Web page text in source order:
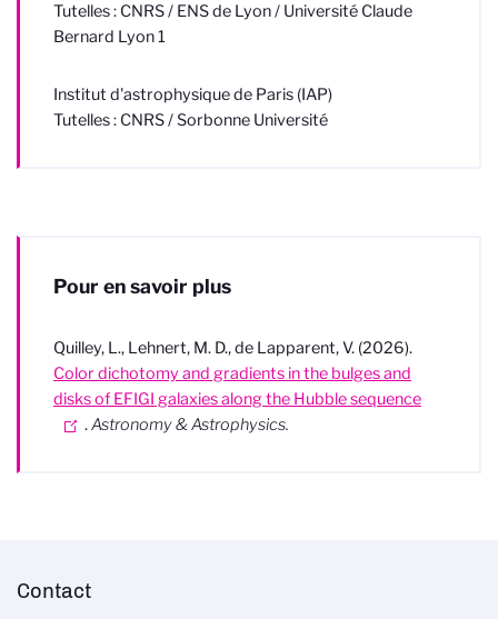
Tutelles : CNRS / ENS de Lyon / Université Claude
Bernard Lyon 1
Institut d'astrophysique de Paris (IAP)
Tutelles : CNRS / Sorbonne Université
Pour en savoir plus
Quilley, L., Lehnert, M. D., de Lapparent, V. (2026).
Color dichotomy and gradients in the bulges and
disks of EFIGI galaxies along the Hubble sequence
.Astronomy & Astrophysics.
Contact